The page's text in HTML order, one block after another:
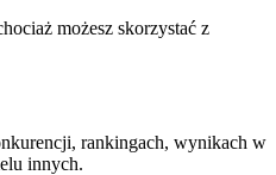
możesz skorzystać z
rankingach, wynikach w
innych.